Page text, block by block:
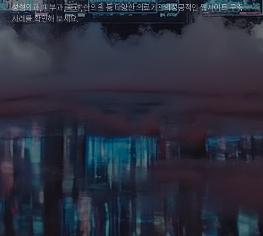
성형외과, 피부과, 치과, 한의원 등 다양한 의료기관의성공적인 웹사이트 구축
사례를 확인해 보세요.